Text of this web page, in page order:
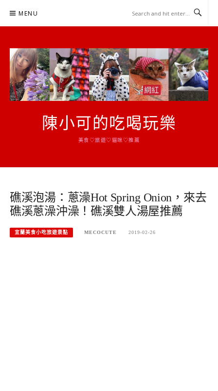
MENU
陳小可的吃喝玩樂
美食♡旅遊♡貓咪♡推薦
礁溪泡湯：蔥澡Hot Spring Onion，來去
礁溪蔥澡沖澡！礁溪雙人湯屋推薦
宜蘭美食小吃旅遊景點 MECOCUTE 2019-02-26